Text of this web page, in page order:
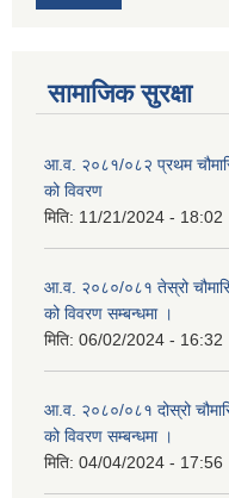
सामाजिक सुरक्षा
आ.व. २०८१/०८२ प्रथम
को विवरण
मिति: 11/21/2024 - 18:02
आ.व. २०८०/०८१ तेस्रो चौमासिक
को विवरण सम्बन्धमा ।
मिति: 06/02/2024 - 16:32
आ.व. २०८०/०८१ दोस्रो
को विवरण सम्बन्धमा ।
मिति: 04/04/2024 - 17:56